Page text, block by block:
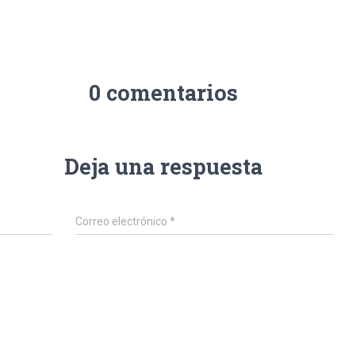
0 comentarios
Deja una respuesta
Correo electrónico*